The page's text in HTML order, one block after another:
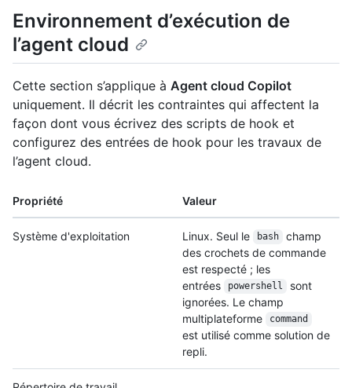
Environnement d’exécution de
l’agent cloud
Cette section s’applique à Agent cloud Copilot
uniquement. Il décrit les contraintes qui affectent la
façon dont vous écrivez des scripts de hook et
configurez des entrées de hook pour les travaux de
l’agent cloud.
Propriété Valeur
Système d'exploitation Linux. Seul le bash
champ
des crochets de commande
est respecté ; les
entrées
powershell
sont
ignorées. Le champ
multiplateforme
command
est utilisé comme solution de
repli.